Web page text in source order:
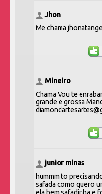
Jhon
Me chama
Mineiro
Chama Vou te
grande e grossa
junior minas
hummm to
safada como quero
ela bem safadinha e